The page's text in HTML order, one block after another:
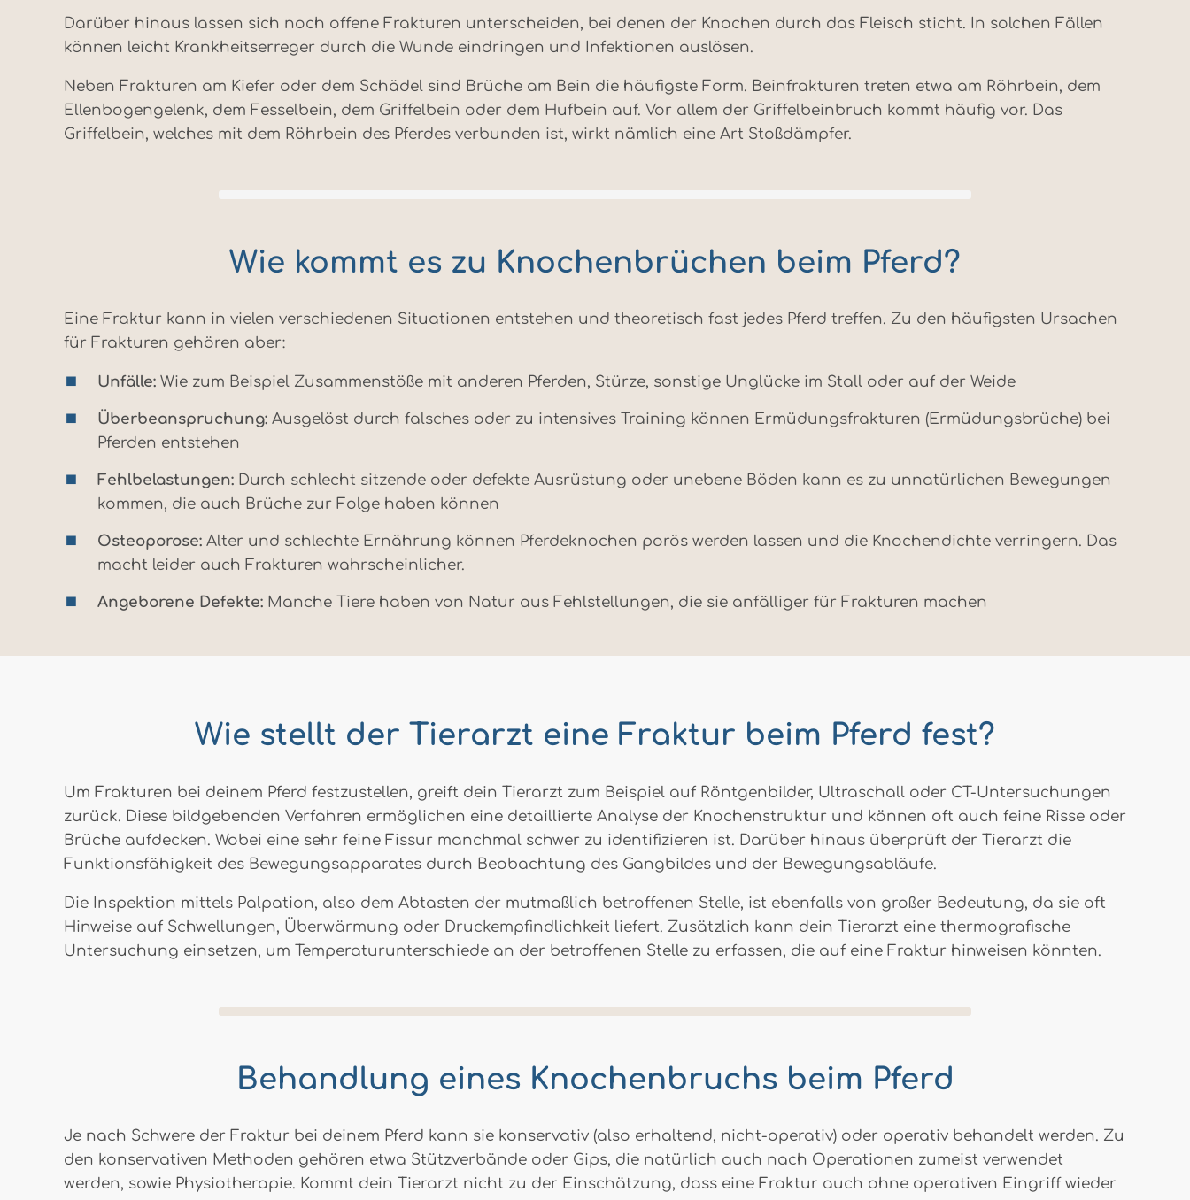
Darüber hinaus lassen sich noch offene Frakturen unterscheiden, bei denen der Knochen durch das Fleisch sticht. In solchen Fällen
können leicht Krankheitserreger durch die Wunde eindringen und Infektionen auslösen.
Neben Frakturen am Kiefer oder dem Schädel sind Brüche am Bein die häufigste Form. Beinfrakturen treten etwa am Röhrbein, dem
Ellenbogengelenk, dem Fesselbein, dem Griffelbein oder dem Hufbein auf. Vor allem der Griffelbeinbruch kommt häufig vor. Das
Griffelbein, welches mit dem Röhrbein des Pferdes verbunden ist, wirkt nämlich eine Art Stoßdämpfer.
Wie kommt es zu Knochenbrüchen beim Pferd?
Eine Fraktur kann in vielen verschiedenen Situationen entstehen und theoretisch fast jedes Pferd treffen. Zu den häufigsten Ursachen
für Frakturen gehören aber:
Unfälle: Wie zum Beispiel Zusammenstöße mit anderen Pferden, Stürze, sonstige Unglücke im Stall oder auf der Weide
Überbeanspruchung: Ausgelöst durch falsches oder zu intensives Training können Ermüdungsfrakturen (Ermüdungsbrüche) bei
Pferden entstehen
Fehlbelastungen: Durch schlecht sitzende oder defekte Ausrüstung oder unebene Böden kann es zu unnatürlichen Bewegungen
kommen, die auch Brüche zur Folge haben können
Osteoporose: Alter und schlechte Ernährung können Pferdeknochen porös werden lassen und die Knochendichte verringern. Das
macht leider auch Frakturen wahrscheinlicher.
Angeborene Defekte: Manche Tiere haben von Natur aus Fehlstellungen, die sie anfälliger für Frakturen machen
Wie stellt der Tierarzt eine Fraktur beim Pferd fest?
Um Frakturen bei deinem Pferd festzustellen, greift dein Tierarzt zum Beispiel auf Röntgenbilder, Ultraschall oder CT-Untersuchungen
zurück. Diese bildgebenden Verfahren ermöglichen eine detaillierte Analyse der Knochenstruktur und können oft auch feine Risse oder
Brüche aufdecken. Wobei eine sehr feine Fissur manchmal schwer zu identifizieren ist. Darüber hinaus überprüft der Tierarzt die
Funktionsfähigkeit des Bewegungsapparates durch Beobachtung des Gangbildes und der Bewegungsabläufe.
Die Inspektion mittels Palpation, also dem Abtasten der mutmaßlich betroffenen Stelle, ist ebenfalls von großer Bedeutung, da sie oft
Hinweise auf Schwellungen, Überwärmung oder Druckempfindlichkeit liefert. Zusätzlich kann dein Tierarzt eine thermografische
Untersuchung einsetzen, um Temperaturunterschiede an der betroffenen Stelle zu erfassen, die auf eine Fraktur hinweisen könnten.
Behandlung eines Knochenbruchs beim Pferd
Je nach Schwere der Fraktur bei deinem Pferd kann sie konservativ (also erhaltend, nicht-operativ) oder operativ behandelt werden. Zu
den konservativen Methoden gehören etwa Stützverbände oder Gips, die natürlich auch nach Operationen zumeist verwendet
werden, sowie Physiotherapie. Kommt dein Tierarzt nicht zu der Einschätzung, dass eine Fraktur auch ohne operativen Eingriff wieder